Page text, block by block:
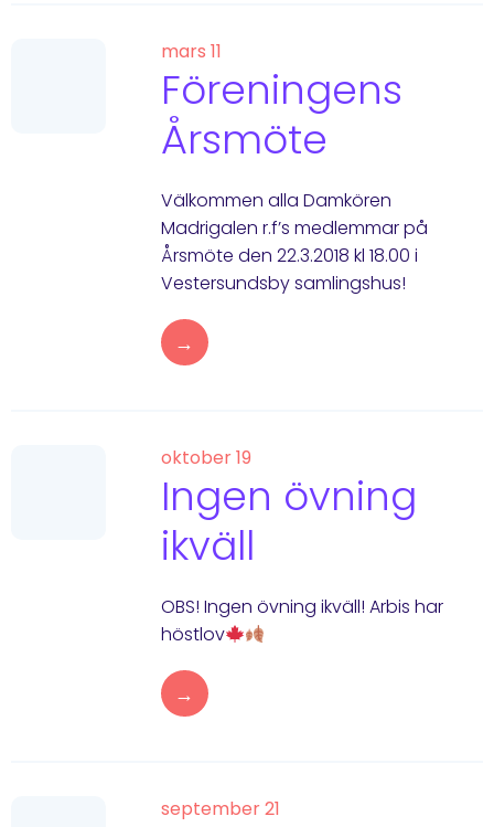
mars 11
Föreningens
Årsmöte
Välkommen alla Damkören
Madrigalen r.f’s medlemmar på
Årsmöte den 22.3.2018 kl 18.00 i
Vestersundsby samlingshus!
→
oktober 19
Ingen övning
ikväll
OBS! Ingen övning ikväll! Arbis har
höstlov
→
september 21